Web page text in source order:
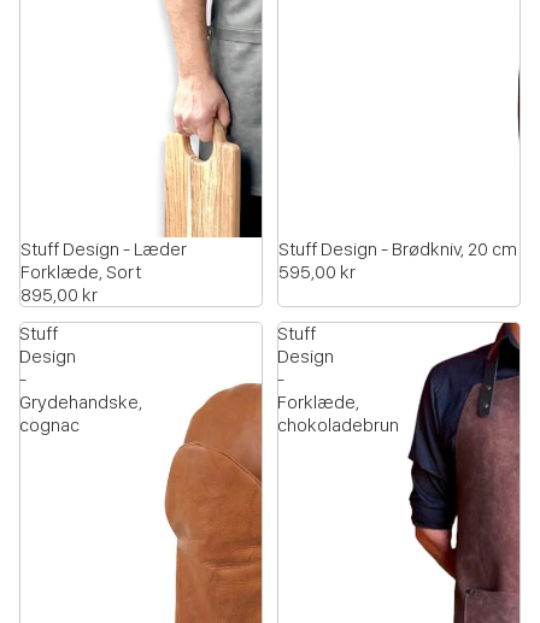
Stuff Design - Læder
Forklæde, Sort
895,00 kr
Stuff Design - Brødkniv, 20 cm
595,00 kr
Stuff
Design
-
Grydehandske,
cognac
Stuff
Design
-
Forklæde,
chokoladebrun